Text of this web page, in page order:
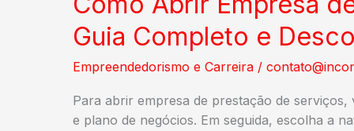
Guia Completo e
Empreendedorismo e Carreira /
Para abrir empresa de prestação de
e plano de negócios. Em seguida, escolha a